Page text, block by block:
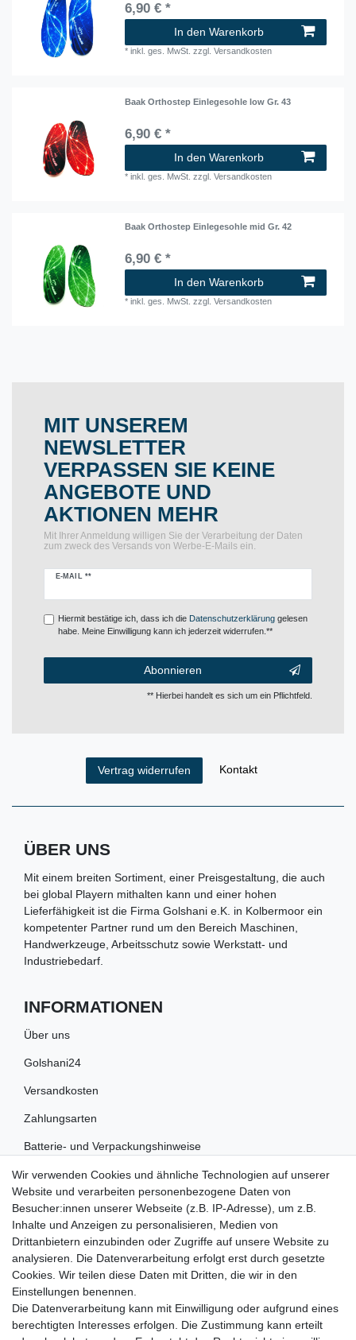
6,90 € *
In den Warenkorb
*inkl. ges. MwSt. zzgl.Versandkosten
Baak Orthostep Einlegesohle low Gr. 43
6,90 € *
In den Warenkorb
*inkl. ges. MwSt. zzgl.Versandkosten
Baak Orthostep Einlegesohle mid Gr. 42
6,90 € *
In den Warenkorb
*inkl. ges. MwSt. zzgl.Versandkosten
MIT UNSEREM
NEWSLETTER
VERPASSEN SIE KEINE
ANGEBOTE UND
AKTIONEN MEHR
Mit Ihrer Anmeldung willigen Sie der Verarbeitung der Daten
zum zweck des Versands von Werbe-E-Mails ein.
E-MAIL **
Newsletter
Hiermit bestätige ich, dass ich die Daten­schutz­erklärunggelesen
habe. Meine Einwilligung kann ich jederzeit widerrufen.**
Abonnieren
** Hierbei handelt es sich um ein Pflichtfeld.
Vertrag widerrufen Kontakt
ÜBER UNS
Mit einem breiten Sortiment, einer Preisgestaltung, die auch
bei global Playern mithalten kann und einer hohen
Lieferfähigkeit ist die Firma Golshani e.K. in Kolbermoor ein
kompetenter Partner rund um den Bereich Maschinen,
Handwerkzeuge, Arbeitsschutz sowie Werkstatt- und
Industriebedarf.
INFORMATIONEN
Über uns
Golshani24
Versandkosten
Zahlungsarten
Batterie- und Verpackungshinweise
RECHTLICHES
Impressum
Datenschutz
Widerrufsrecht
AGB
Widerrufsformular
Wir verwenden Cookies und ähnliche Technologien auf unserer
Website und verarbeiten personenbezogene Daten von
Besucher:innen unserer Webseite (z.B. IP-Adresse), um z.B.
Inhalte und Anzeigen zu personalisieren, Medien von
Drittanbietern einzubinden oder Zugriffe auf unsere Website zu
analysieren. Die Datenverarbeitung erfolgt erst durch gesetzte
Cookies. Wir teilen diese Daten mit Dritten, die wir in den
Einstellungen benennen.
Die Datenverarbeitung kann mit Einwilligung oder aufgrund eines
berechtigten Interesses erfolgen. Die Zustimmung kann erteilt